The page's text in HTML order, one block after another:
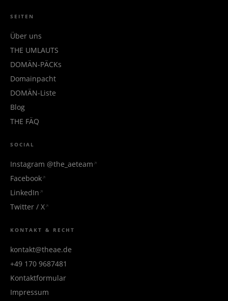
SEITEN
Über uns
THE UMLAUTS
DOMÄN-PÄCKs
Domainpacht
DOMÄN-Liste
Blog
THE FÄQ
SOCIAL
Instagram @the_aeteam
Facebook
LinkedIn
Twitter / X
KONTAKT & RECHT
kontakt@theae.de
+49 170 9687481
Kontaktformular
Impressum